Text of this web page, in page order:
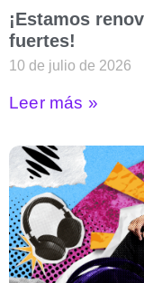
¡Estamos
fuertes!
10 de julio de 2026
Leer más »